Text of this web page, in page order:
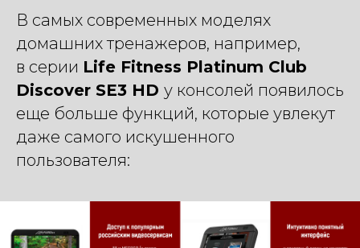
В самых современных моделях
домашних тренажеров, например,
в серии Life Fitness Platinum Club
Discover SE3 HD у консолей появилось
еще больше функций, которые увлекут
даже самого искушенного
пользователя: